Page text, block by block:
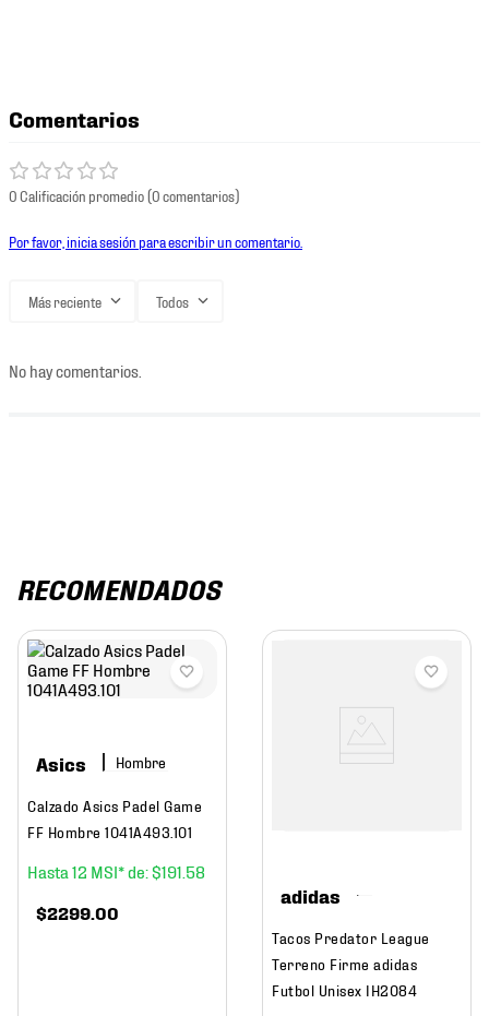
Comentarios
0 Calificación promedio(0 comentarios)
Por favor, inicia sesión para escribir un comentario.
Más reciente Todos
No hay comentarios.
RECOMENDADOS
Asics Hombre
Calzado Asics Padel Game
FF Hombre 1041A493.101
12 $191 58
$2299.00
adidas
Tacos Predator League
Terreno Firme adidas
Futbol Unisex IH2084